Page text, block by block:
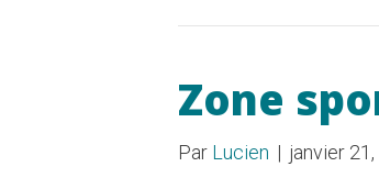
Zone
Par Lucien | janvier